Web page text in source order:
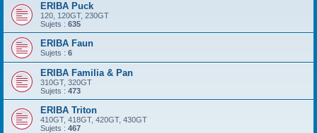
ERIBA Puck
120, 120GT, 230GT
Sujets : 635
ERIBA Faun
Sujets : 6
ERIBA Familia & Pan
310GT, 320GT
Sujets : 473
ERIBA Triton
410GT, 418GT, 420GT, 430GT
Sujets : 467